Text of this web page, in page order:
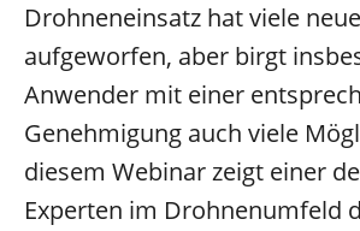
Drohneneinsatz hat viele
aufgeworfen, aber birgt
Anwender mit einer
Genehmigung auch viele
diesem Webinar zeigt einer
Experten im Drohnenumfeld